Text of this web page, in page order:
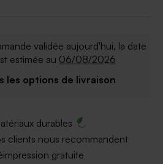
validée aujourd'hui, la date
estimée au 06/08/2026
les options de livraison
durables
clients nous recommandent
gratuite